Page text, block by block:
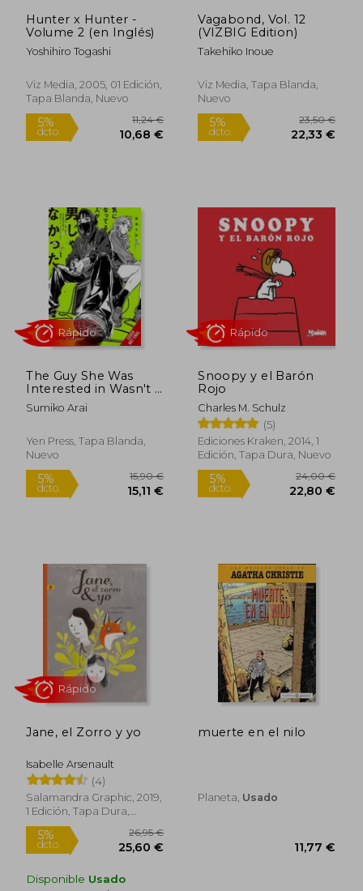
5%
dcto. 20,19 €
5%
Hunter x Hunter -
Volume 2 (en Inglés)
Yoshihiro Togashi
Viz Media, 2005, 01 Edición,
Tapa Blanda, Nuevo
5%
dcto. 10,68 €
Vagabond, Vol. 12
(VIZBIG Edition)
Takehiko Inoue
Viz Media, Tapa Blanda,
Nuevo
dcto.
Rápido
The Guy She Was
Interested in Wasn't a
Guy at All, Vol. 1 (en
Inglés)
Sumiko Arai
Yen Press, Tapa Blanda,
Nuevo
Snoopy y el Barón
Rojo
Charles M. Schulz
(5)
Ediciones Kraken, 2014, 1
Edición, Tapa Dura, Nuevo
Jane, el Zorro y yo
Isabelle Arsenault
(4)
Salamandra Graphic, 2019,
1 Edición, Tapa Dura,
Nuevo
Disponible Usado
muerte en el nilo
Planeta, Usado